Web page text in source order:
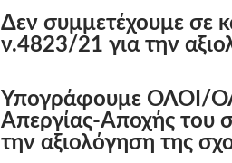
Δεν συμμετέχουμε σε
ν.4823/21 για την
Υπογράφουμε ΟΛΟΙ/
Απεργίας-Αποχής του
την αξιολόγηση της